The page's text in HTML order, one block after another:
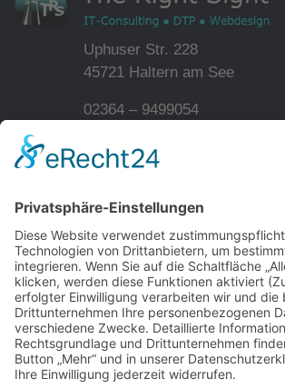
Uphuser Str. 228
45721 Haltern am See
02364 – 9499054
Impressum Datenschutz
Sitemap